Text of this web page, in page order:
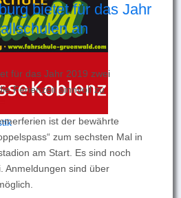
bietet für das Jahr
an
für das Jahr 2019 zwei
Ferienzeit sinnvoll zu
ist der bewährte
zum sechsten Mal in
am Start. Es sind noch
Anmeldungen sind über